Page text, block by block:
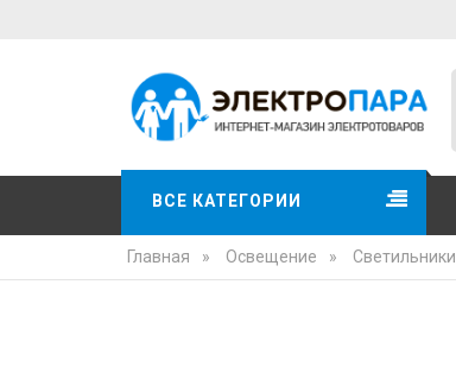
ВСЕ КАТЕГОРИИ
Главная » Освещение » Светильники